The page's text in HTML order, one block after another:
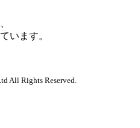
います。
All Rights Reserved.